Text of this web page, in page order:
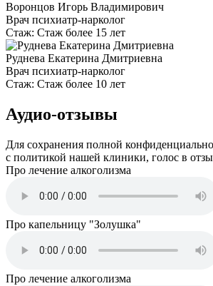
Воронцов Игорь Владимирович
Врач психиатр-нарколог
Стаж: Стаж более 15 лет
Руднева Екатерина Дмитриевна
Врач психиатр-нарколог
Стаж: Стаж более 10 лет
Аудио-отзывы
Для сохранения полной
с политикой нашей клиники, голос в
Про лечение алкоголизма
Про капельницу "Золушка"
Про лечение алкоголизма